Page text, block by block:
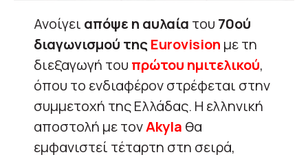
Ανοίγει απόψε η αυλαία του 70ού
διαγωνισμού τηςEurovision με τη
διεξαγωγή του πρώτου ημιτελικού,
όπου το ενδιαφέρον στρέφεται στην
συμμετοχή της Ελλάδας. Η ελληνική
αποστολή με τονAkyla θα
εμφανιστεί τέταρτη στη σειρά,